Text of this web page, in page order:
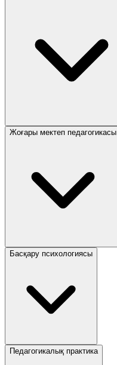
Жоғары мектеп педагогикасы
Басқару психологиясы
Педагогикалық практика